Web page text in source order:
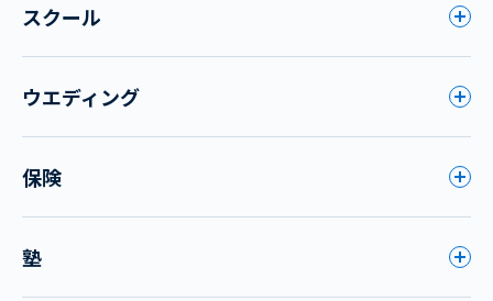
スクール
ウエディング
保険
塾